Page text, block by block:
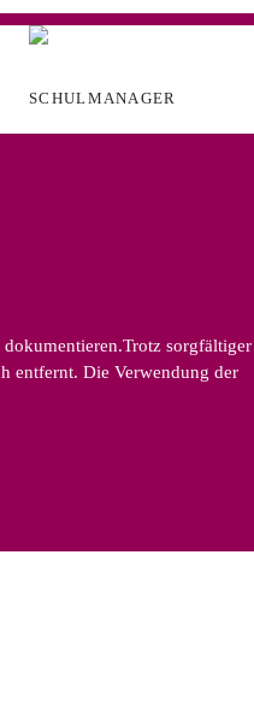
sorgfältiger
entfernt. Die Verwendung der